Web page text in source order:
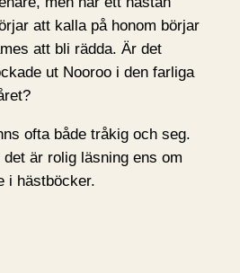
att kalla på honom börjar
att bli rädda. Är det
ut Nooroo i den farliga
ofta både tråkig och seg.
är rolig läsning ens om
i hästböcker.